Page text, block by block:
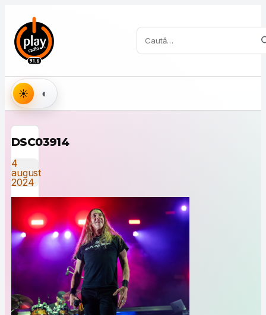
Caută:
Aspect
DSC03914
4
august
2024